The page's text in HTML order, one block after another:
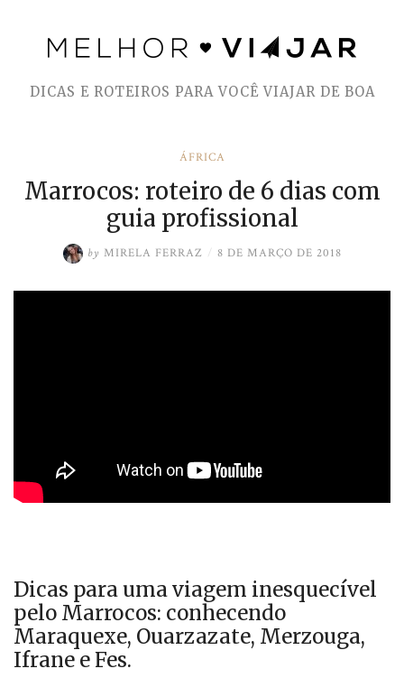
content
DICAS E ROTEIROS PARA VOCÊ VIAJAR DE BOA
ÁFRICA
Marrocos: roteiro de 6 dias com
guia profissional
by MIRELA FERRAZ / 8 DE MARÇO DE 2018
Dicas para uma viagem inesquecível
pelo Marrocos: conhecendo
Maraquexe, Ouarzazate, Merzouga,
Ifrane e Fes.